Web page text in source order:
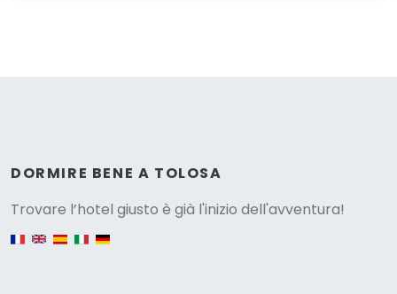
DORMIRE BENE A TOLOSA
Trovare l’hotel giusto è già l'inizio dell'avventura!